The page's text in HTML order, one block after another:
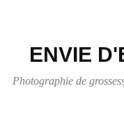
ENVIE
Photographie de